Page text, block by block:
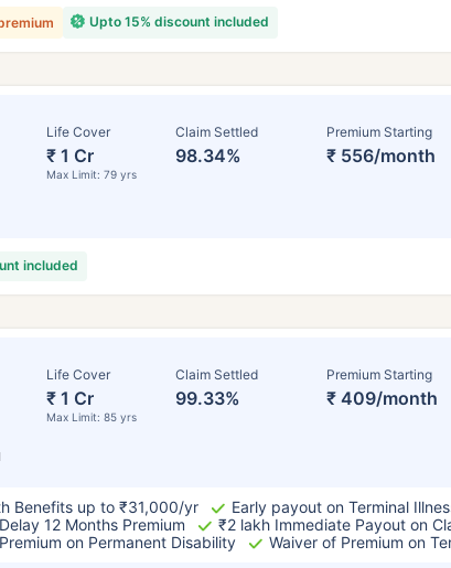
Upto 15% discount included
Life Cover
₹ 1 Cr
Max Limit: 79 yrs
Claim Settled
98.34%
Premium Starting
₹ 556/month
included
Life Cover
₹ 1 Cr
Max Limit: 85 yrs
Claim Settled
99.33%
Premium Starting
₹ 409/month
Benefits up to ₹31,000/yr
Early payout on Terminal
12 Months Premium
₹2 lakh Immediate Payout on
on Permanent Disability
Waiver of Premium on
వయసు టర్మ్